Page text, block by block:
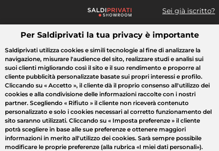
Sei già iscritto?
Cosa cerchi?
Tutte le vendite Moda Casa Bellezza Elettrodomestici
Per Saldiprivati la tua privacy è importante
Saldiprivati utilizza cookies e simili tecnologie al fine di analizzare la
navigazione, misurare l'audience del sito, realizzare studi e analisi sui
suoi clienti migliorando così il sito e il suo rendimento e proporre al
cliente pubblicità personalizzate basate sui propri interessi e profilo.
Cliccando su « Accetto », il cliente dà il proprio consenso all'utilizzo dei
cookies e alla condivisione delle informazioni raccolte con i nostri
partner. Scegliendo « Rifiuto » il cliente non riceverà contenuto
personalizzato e solo i cookies necessari al corretto funzionamento del
sito saranno utilizzati. Cliccando su « Imposta preferenze » il cliente
potrà scegliere in base alle sue preferenze e ottenere maggiori
informazioni in merito all'utilizzo dei cookies. Sarà sempre possibile
modificare le proprie preferenze (alla rubrica «I miei dati personali»).